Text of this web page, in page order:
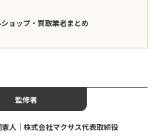
ョップ・買取業者まとめ
監修者
憲人│株式会社マクサス代表取締役